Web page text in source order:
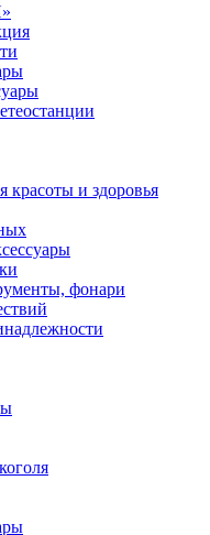
красоты и здоровья
фонари